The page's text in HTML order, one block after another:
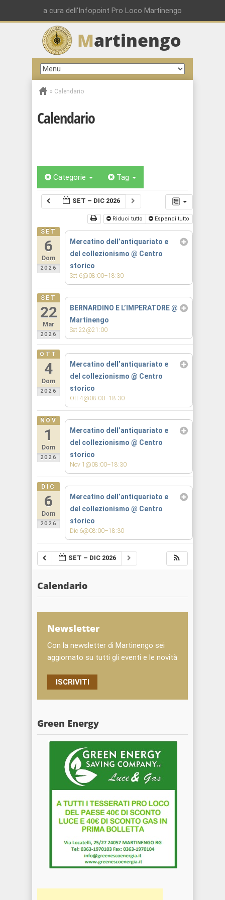
a cura dell'Infopoint Pro Loco Martinengo
Martinengo
» Calendario
Calendario
Categorie Tag
SET – DIC 2026
Riduci tutto Espandi tutto
SET
6
Dom
2026
Mercatino dell’antiquariato e
del collezionismo @ Centro
storico
Set 6@08:00–18:30
SET
22
Mar
2026
BERNARDINO E L’IMPERATORE@
Martinengo
Set 22@21:00
OTT
4
Dom
2026
Mercatino dell’antiquariato e
del collezionismo @ Centro
storico
Ott 4@08:00–18:30
NOV
1
Dom
2026
Mercatino dell’antiquariato e
del collezionismo @ Centro
storico
Nov 1@08:00–18:30
DIC
6
Dom
2026
Mercatino dell’antiquariato e
del collezionismo @ Centro
storico
Dic 6@08:00–18:30
SET – DIC 2026
Calendario
Newsletter
Con la newsletter di Martinengo sei
aggiornato su tutti gli eventi e le novità
ISCRIVITI
Green Energy